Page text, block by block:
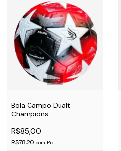
1/3
Bola Campo Dualt
Champions
R$85,00
R$78,20 com Pix